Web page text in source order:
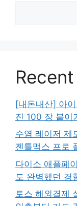
[내돈내산] 아
진 100 장 붙이
수염 레이저 제
젠틀맥스 프로
다이소 애플페
도 완벽했던 경
토스 해외결제